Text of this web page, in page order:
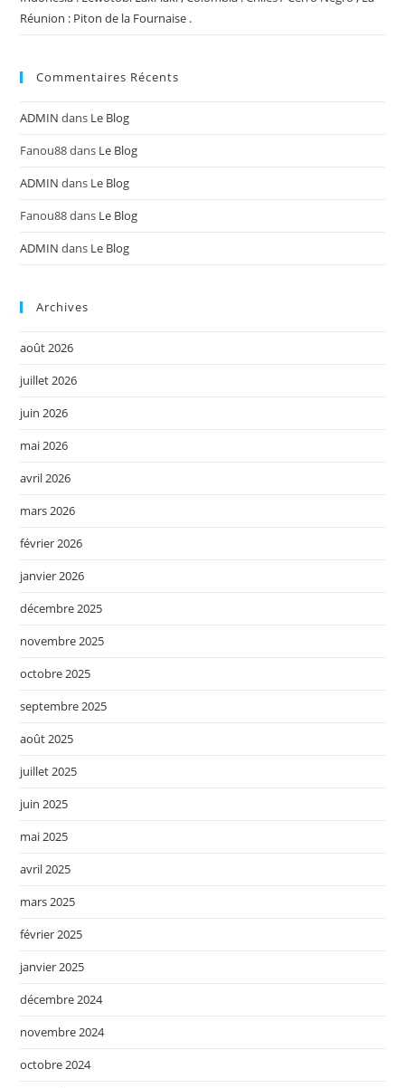
Réunion : Piton de la Fournaise .
Commentaires Récents
ADMIN dans Le Blog
Fanou88dans Le Blog
ADMIN dans Le Blog
Fanou88dans Le Blog
ADMIN dans Le Blog
Archives
août 2026
juillet 2026
juin 2026
mai 2026
avril 2026
mars 2026
février 2026
janvier 2026
décembre 2025
novembre 2025
octobre 2025
septembre 2025
août 2025
juillet 2025
juin 2025
mai 2025
avril 2025
mars 2025
février 2025
janvier 2025
décembre 2024
novembre 2024
octobre 2024